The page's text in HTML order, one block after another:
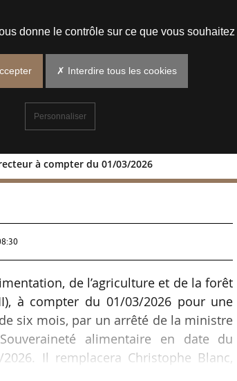
à compter du 01/03/2026
Desmet directeur à
de l’agriculture et de la forêt
à compter du 01/03/2026 pour une
six mois, par un arrêté de la ministre
alimentaire en date du
Il remplacera Christophe Blanc,
donne le contrôle sur ce que vous souhaitez
✗ Interdire tous les cookies
Personnaliser